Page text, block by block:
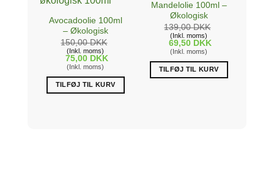
Avocadoolie 100ml
– Økologisk
150,00DKK
(Inkl. moms)
75,00 DKK
(Inkl. moms)
TILFØJ TIL KURV
Mandelolie 100ml –
Økologisk
139,00DKK
(Inkl. moms)
69,50 DKK
(Inkl. moms)
TILFØJ TIL KURV